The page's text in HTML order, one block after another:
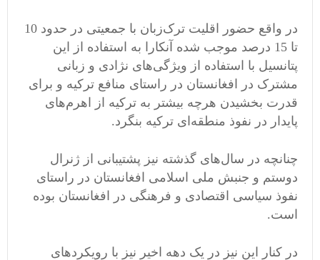
در واقع حضور اقلیت ترک‌زبان با جمعیتی در حدود 10
تا 15 درصد موجب شده آنکارا به استفاده از این
پتانسیل با استفاده از ویژگی‌های نژادی و زبانی
مشترک در افغانستان در راستای منافع ترکیه و برای
قدرت بخشیدن هرچه بیشتر به ترکیه از اهرم‌های
پایدار در نفوذ منطقه‌ای ترکیه بنگرد.
چنانچه در سال‌های گذشته نیز پشتیبانی از ژنرال
دوستم و جنبش ملی اسلامی افغانستان در راستای
نفوذ سیاسی اقتصادی و فرهنگی در افغانستان بوده
است.
در کنار این نیز در یک دهه اخیر نیز با رویکردهای